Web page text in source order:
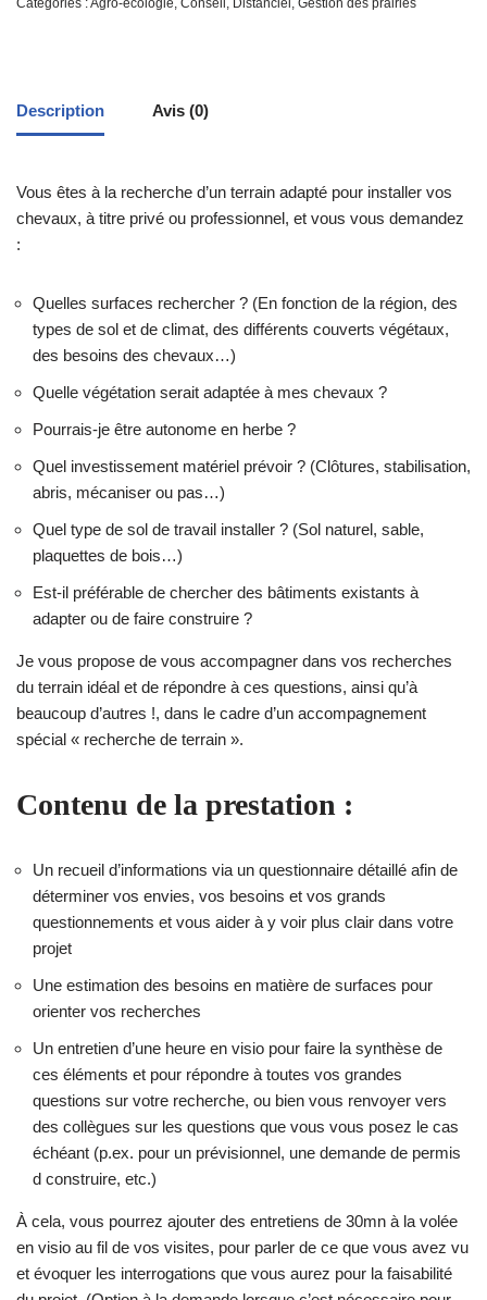
Catégories :Agro-écologie, Conseil , Distanciel , Gestion des prairies
Description Avis (0)
Vous êtes à la recherche d’un terrain adapté pour installer vos
chevaux, à titre privé ou professionnel, et vous vous demandez
:
Quelles surfaces rechercher ? (En fonction de la région, des
types de sol et de climat, des différents couverts végétaux,
des besoins des chevaux…)
Quelle végétation serait adaptée à mes chevaux ?
Pourrais-je être autonome en herbe ?
Quel investissement matériel prévoir ? (Clôtures, stabilisation,
abris, mécaniser ou pas…)
Quel type de sol de travail installer ? (Sol naturel, sable,
plaquettes de bois…)
Est-il préférable de chercher des bâtiments existants à
adapter ou de faire construire ?
Je vous propose de vous accompagner dans vos recherches
du terrain idéal et de répondre à ces questions, ainsi qu’à
beaucoup d’autres !, dans le cadre d’un accompagnement
spécial « recherche de terrain ».
Contenu de la prestation :
Un recueil d’informations via un questionnaire détaillé afin de
déterminer vos envies, vos besoins et vos grands
questionnements et vous aider à y voir plus clair dans votre
projet
Une estimation des besoins en matière de surfaces pour
orienter vos recherches
Un entretien d’une heure en visio pour faire la synthèse de
ces éléments et pour répondre à toutes vos grandes
questions sur votre recherche, ou bien vous renvoyer vers
des collègues sur les questions que vous vous posez le cas
échéant (p.ex. pour un prévisionnel, une demande de permis
d construire, etc.)
À cela, vous pourrez ajouter des entretiens de 30mn à la volée
en visio au fil de vos visites, pour parler de ce que vous avez vu
et évoquer les interrogations que vous aurez pour la faisabilité